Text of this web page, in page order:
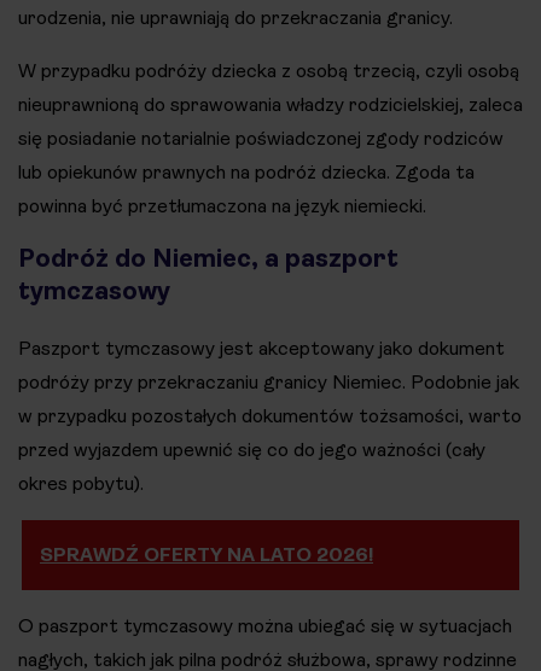
urodzenia, nie uprawniają do przekraczania granicy.
W przypadku podróży dziecka z osobą trzecią, czyli osobą
nieuprawnioną do sprawowania władzy rodzicielskiej, zaleca
się posiadanie notarialnie poświadczonej zgody rodziców
lub opiekunów prawnych na podróż dziecka. Zgoda ta
powinna być przetłumaczona na język niemiecki.
Podróż do Niemiec, a paszport
tymczasowy
Paszport tymczasowy jest akceptowany jako dokument
podróży przy przekraczaniu granicy Niemiec. Podobnie jak
w przypadku pozostałych dokumentów tożsamości, warto
przed wyjazdem upewnić się co do jego ważności (cały
okres pobytu).
SPRAWDŹ OFERTY NA LATO 2026!
O paszport tymczasowy można ubiegać się w sytuacjach
nagłych, takich jak pilna podróż służbowa, sprawy rodzinne